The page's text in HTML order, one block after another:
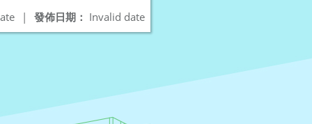
發佈日期： Invalid date
|